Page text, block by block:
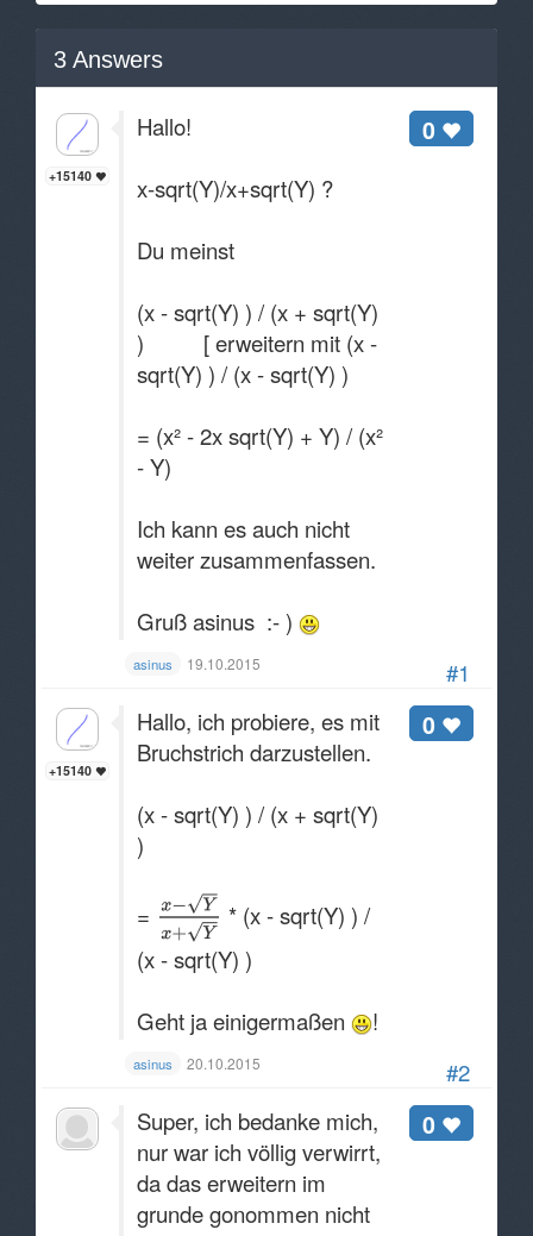
3 Answers
#1
+15140
0
Hallo!
x-sqrt(Y)/x+sqrt(Y) ?
Du meinst
(x - sqrt(Y) ) / (x + sqrt(Y)
) [ erweitern mit (x -
sqrt(Y) ) / (x - sqrt(Y) )
= (x² - 2x sqrt(Y) + Y) / (x²
- Y)
Ich kann es auch nicht
weiter zusammenfassen.
Gruß asinus :- )
asinus 19.10.2015
#2
+15140
0
Hallo, ich probiere, es mit
Bruchstrich darzustellen.
(x - sqrt(Y) ) / (x + sqrt(Y)
)
=
* (x - sqrt(Y) ) /
(x - sqrt(Y) )
Geht ja einigermaßen
!
asinus 20.10.2015
0
Super, ich bedanke mich,
nur war ich völlig verwirrt,
da das erweitern im
grunde gonommen nicht